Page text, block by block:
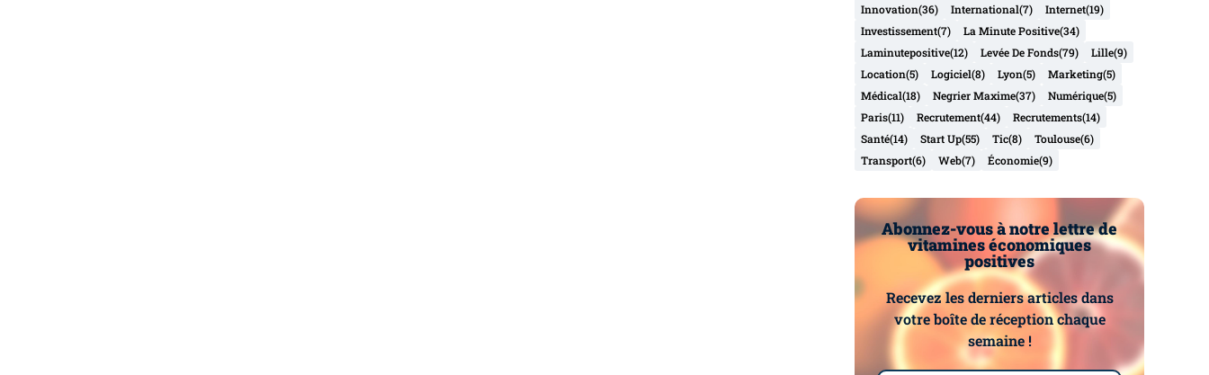
Innovation(36) International(7) Internet(19)
Investissement(7) La Minute Positive(34)
Laminutepositive(12) Levée De Fonds(79) Lille(9)
Location(5) Logiciel(8) Lyon(5) Marketing(5)
Médical(18) Negrier Maxime(37) Numérique(5)
Paris(11) Recrutement(44) Recrutements(14)
Santé(14) Start Up(55) Tic(8) Toulouse(6)
Transport(6) Web(7) Économie(9)
Abonnez-vous à notre lettre de
vitamines économiques
positives
Recevez les derniers articles dans
votre boîte de réception chaque
semaine !